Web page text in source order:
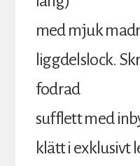
med mjuk
liggdelslock.
fodrad
sufflett med
klätt i exklusivt